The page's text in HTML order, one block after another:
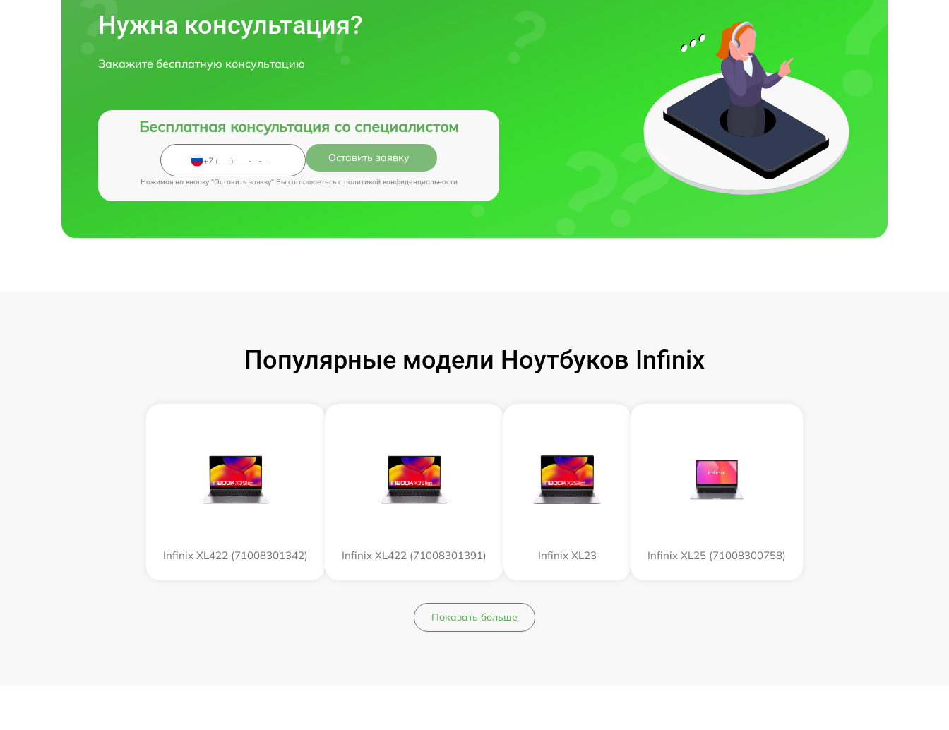
Нужна консультация?
Закажите бесплатную консультацию
Бесплатная консультация со специалистом
Оставить заявку
Нажимая на кнопку "Оставить заявку" Вы соглашаетесь c политикой конфиденциальности
Популярные модели Ноутбуков Infinix
Infinix XL422 (71008301342) Infinix XL422 (71008301391) Infinix XL23 Infinix XL25 (71008300758)
Показать больше